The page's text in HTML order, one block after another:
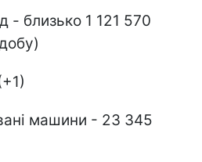
- близько 1 121 570
машини - 23 345